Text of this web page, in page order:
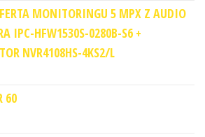
MONITORINGU 5 MPX Z AUDIO
IPC-HFW1530S-0280B-S6 +
NVR4108HS-4KS2/L
60